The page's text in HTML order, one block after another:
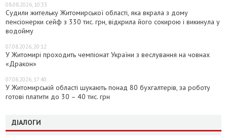
08.08.2026, 10:33
Судили жительку Житомирської області, яка вкрала з дому
пенсіонерки сейф з 330 тис. грн, відкрила його сокирою і викинула у
водойму
07.08.2026, 20:12
У Житомирі проходить чемпіонат України з веслування на човнах
«Дракон»
07.08.2026, 17:40
У Житомирській області шукають понад 80 бухгалтерів, за роботу
готові платити до 30 – 40 тис. грн
ДІАЛОГИ